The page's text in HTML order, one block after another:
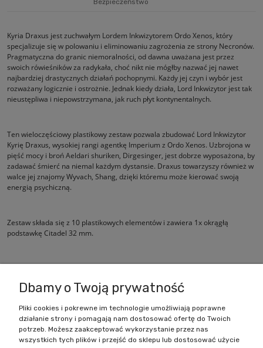
Bezpieczeństwo
Kyria Draxus jest zuchwałym Lordem Inkwizytorem Ordo Xenos, który
specjalizuje się w polowaniu i eliminowaniu zagrożenia ze strony Necronów.
Pragmatyczna do granic niemoralności, od dawna uważana jest przez
swoich rówieśników za radykała, choć nikt nie mógłby nazwać jej nawet
najbardziej drastycznych działań pochopnymi. Każdy jej czyn i wybór jest
rozważany logicznie i ostrożnie. Jednak kiedy działa, Lord Inkwizytor jest tak
nieustępliwa i niepowstrzymana, jak ruch płyt kontynentalnych.
Ten wieloczęściowy plastikowy zestaw pozwala zbudować Lord Inkwizytor
Kyrię Draxus, wysokiej rangi agentkę Imperium z Ordo Xenos. Uzbrojona w
pięść mocy i broń Aeldari shuriken, Dirgesinger, jest dobrze wyposażona, by
zadawać śmierć na niemal każdym dystansie. Draxus towarzyszy również w
walce jej znajomy Wyvach, Shang, dzięki któremu może kierować swoją
energią psychiczną.
Zestaw składa się z 10 plastikowych elementów i zawiera 1x okrągłą
podstawkę Citadel 32 mm.
Zakupy
Dbamy o Twoją prywatność
Pliki cookies i pokrewne im technologie umożliwiają poprawne
działanie strony i pomagają nam dostosować ofertę do Twoich
potrzeb. Możesz zaakceptować wykorzystanie przez nas
wszystkich tych plików i przejść do sklepu lub dostosować użycie